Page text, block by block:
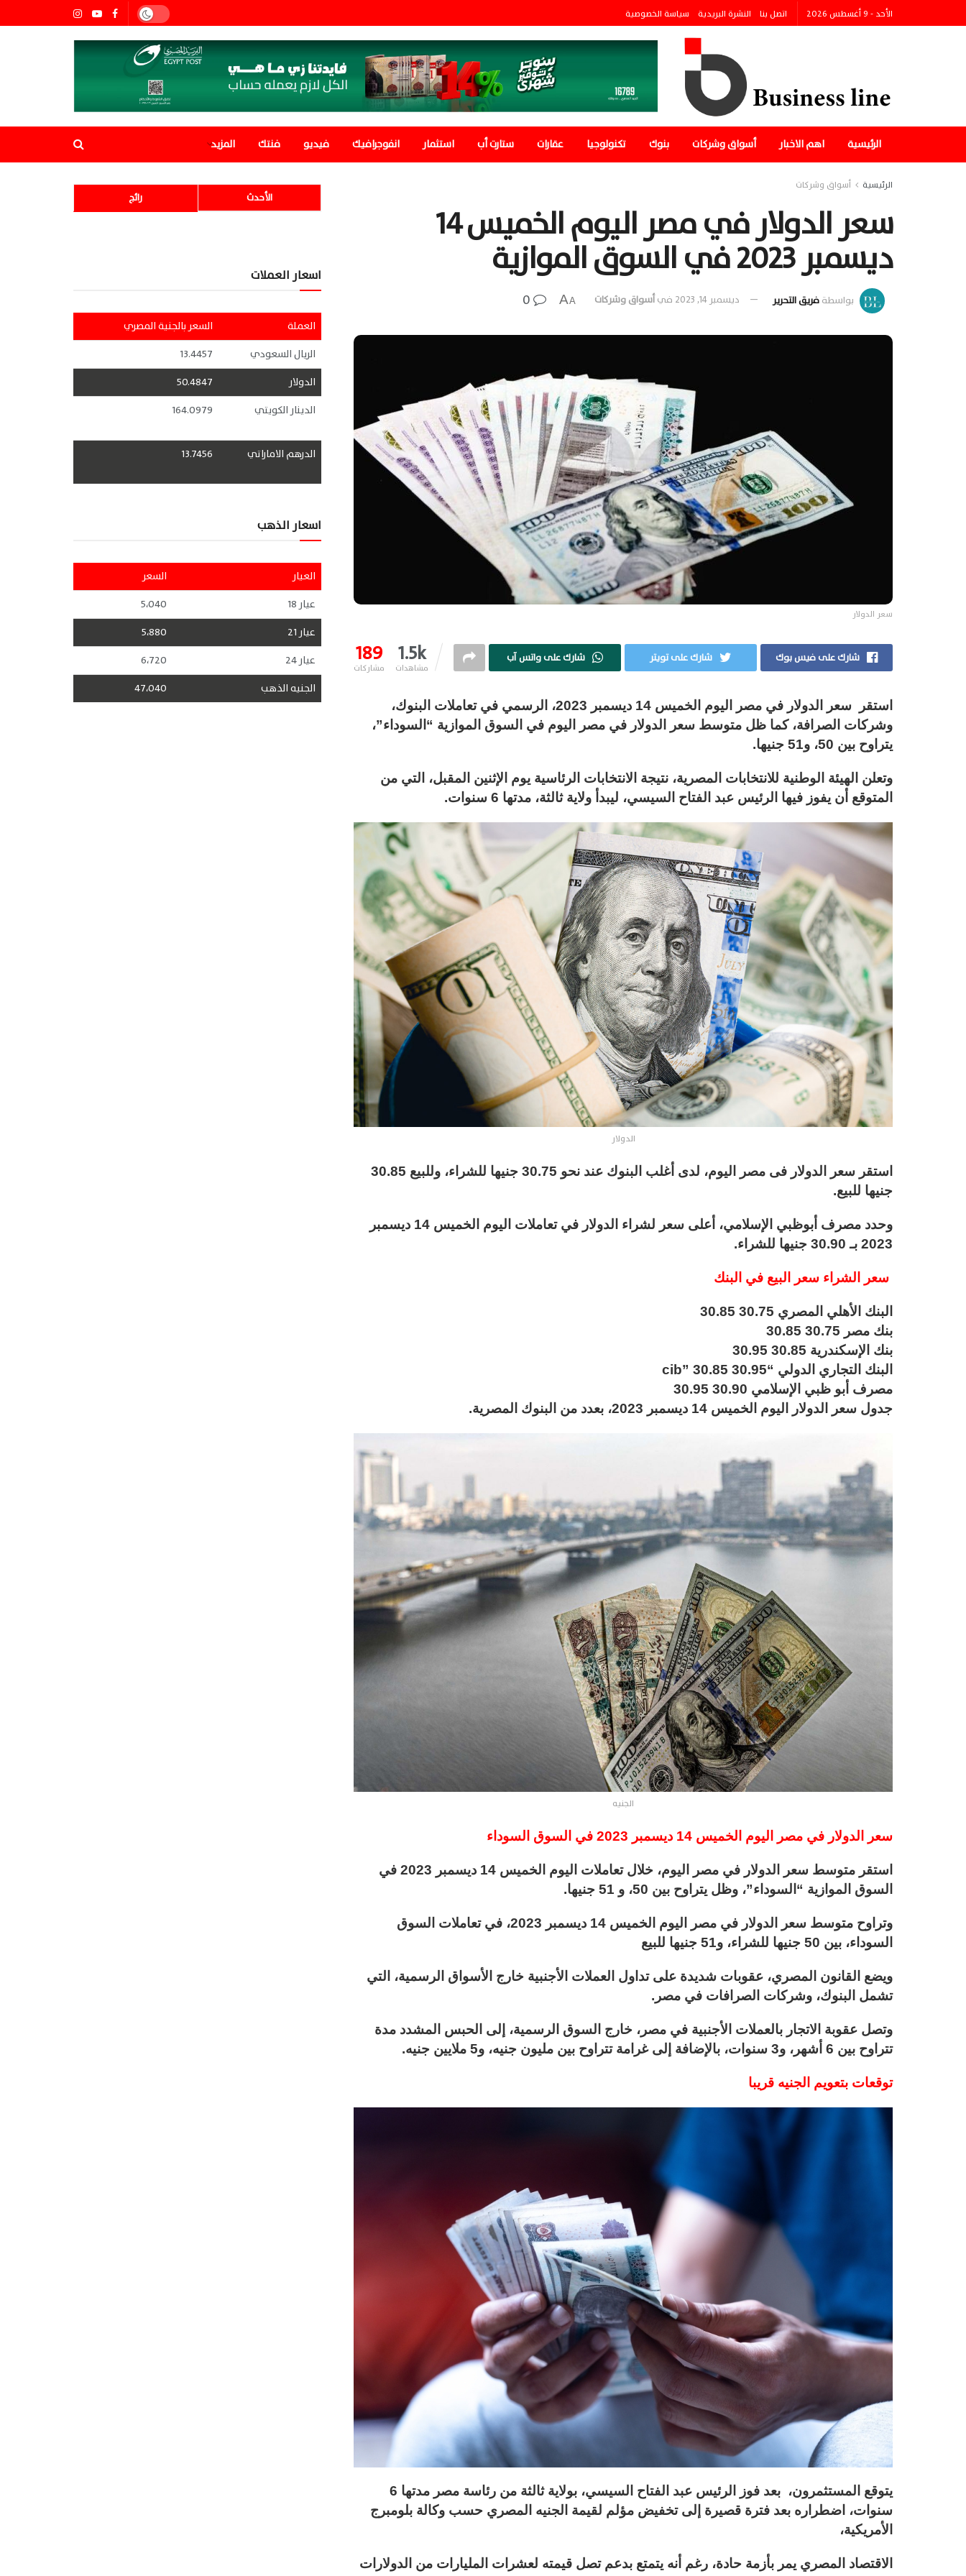
الأحد - 9 أغسطس 2026 اتصل بنا النشرة البريدية سياسة الخصوصية
الرئيسية اهم الاخبار أسواق وشركات بنوك تكنولوجيا عقارات ستارت أب استثمار انفوجرافيك فيديو فنتك المزيد
الرئيسية أسواق وشركات
سعر الدولار في مصر اليوم الخميس 14
ديسمبر 2023 في السوق الموازية
بواسطةفريق التحرير ديسمبر 14, 2023 فيأسواق وشركات A
A
سعر الدولار
189
مشاركات 1.5k
مشاهدات
شارك على فيس بوك شارك على تويتر شارك على واتس آب
استقر سعر الدولار في مصر اليوم الخميس 14 ديسمبر 2023، الرسمي في تعاملات البنوك،
وشركات الصرافة، كما ظل متوسط سعر الدولار في مصر اليوم في السوق الموازية “السوداء”،
يتراوح بين 50، و51 جنيها.
وتعلن الهيئة الوطنية للانتخابات المصرية، نتيجة الانتخابات الرئاسية يوم الإثنين المقبل، التي من
المتوقع أن يفوز فيها الرئيس عبد الفتاح السيسي، ليبدأ ولاية ثالثة، مدتها 6 سنوات.
الدولار
استقر سعر الدولار فى مصر اليوم، لدى أغلب البنوك عند نحو 30.75 جنيها للشراء، وللبيع 30.85
جنيها للبيع.
وحدد مصرف أبوظبي الإسلامي، أعلى سعر لشراء الدولار في تعاملات اليوم الخميس 14 ديسمبر
2023 بـ 30.90 جنيها للشراء.
سعر الشراء سعر البيع في البنك
البنك الأهلي المصري 30.75 30.85
بنك مصر 30.75 30.85
بنك الإسكندرية 30.85 30.95
البنك التجاري الدولي “cib” 30.85 30.95
مصرف أبو ظبي الإسلامي 30.90 30.95
جدول سعر الدولار اليوم الخميس 14 ديسمبر 2023، بعدد من البنوك المصرية.
الجنيه
سعر الدولار في مصر اليوم الخميس 14 ديسمبر 2023 في السوق السوداء
استقر متوسط سعر الدولار في مصر اليوم، خلال تعاملات اليوم الخميس 14 ديسمبر 2023 في
السوق الموازية “السوداء”، وظل يتراوح بين 50، و 51 جنيها.
وتراوح متوسط سعر الدولار في مصر اليوم الخميس 14 ديسمبر 2023، في تعاملات السوق
السوداء، بين 50 جنيها للشراء، و51 جنيها للبيع
ويضع القانون المصري، عقوبات شديدة على تداول العملات الأجنبية خارج الأسواق الرسمية، التي
تشمل البنوك، وشركات الصرافات في مصر.
وتصل عقوبة الاتجار بالعملات الأجنبية في مصر، خارج السوق الرسمية، إلى الحبس المشدد مدة
تتراوح بين 6 أشهر، و3 سنوات، بالإضافة إلى غرامة تتراوح بين مليون جنيه، و5 ملايين جنيه.
توقعات بتعويم الجنيه قريبا
يتوقع المستثمرون، بعد فوز الرئيس عبد الفتاح السيسي، بولاية ثالثة من رئاسة مصر مدتها 6
سنوات، اضطراره بعد فترة قصيرة إلى تخفيض مؤلم لقيمة الجنيه المصري حسب وكالة بلومبرج
الأمريكية،
الاقتصاد المصري يمر بأزمة حادة، رغم أنه يتمتع بدعم تصل قيمته لعشرات المليارات من الدولارات
رائج الأحدث
اسعار العملات
العملة
السعر بالجنية المصري
الريال السعودي
13.4457
الدولار
50.4847
الدينار الكويتي
164.0979
الدرهم الاماراتي 13.7456
اسعار الذهب
العيار
السعر
عيار 18
5،040
عيار 21
5،880
عيار 24
6،720
الجنيه الذهب
47،040